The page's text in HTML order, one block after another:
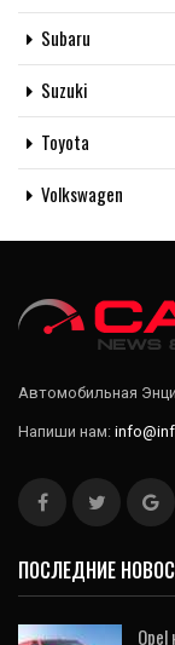
Subaru
Suzuki
Toyota
Volkswagen
Автомобильная
Напиши нам:
ПОСЛЕДНИЕ